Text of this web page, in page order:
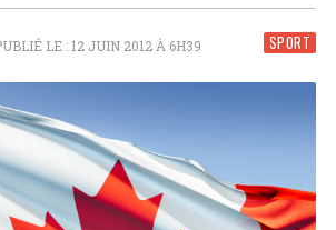
SPORT
LE : 12 JUIN 2012 À 6H39